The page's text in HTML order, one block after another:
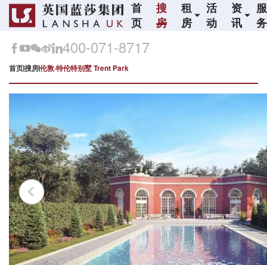
首
页
搜
房
租
房
活
动
资
讯
服
务
400-071-8717
首页搜房伦敦·特伦特别墅 Trent Park